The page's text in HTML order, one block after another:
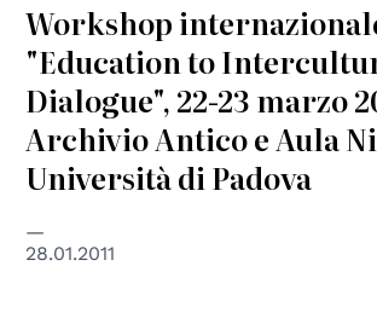
Workshop
"Education to
Dialogue", 22-23 marzo
Archivio Antico e Aula
Università di Padova
28.01.2011